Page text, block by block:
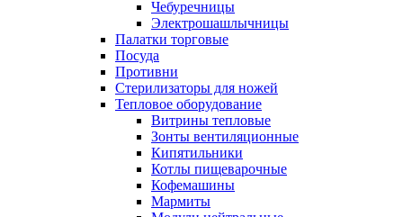
Чебуречницы
Электрошашлычницы
Палатки торговые
Посуда
Противни
Стерилизаторы для ножей
Тепловое оборудование
Витрины тепловые
Зонты вентиляционные
Кипятильники
Котлы пищеварочные
Кофемашины
Мармиты